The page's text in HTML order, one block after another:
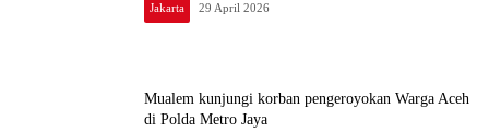
Jakarta 29 April 2026
Mualem kunjungi korban pengeroyokan Warga Aceh
di Polda Metro Jaya